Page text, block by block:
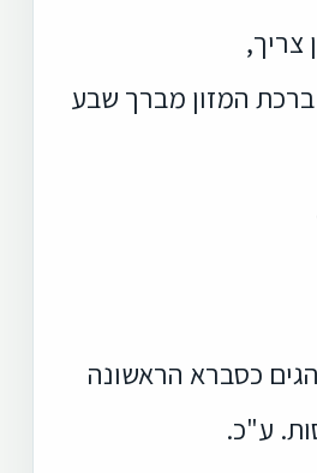
צריך,
המזון מברך שבע
כסברא הראשונה
ע"כ.